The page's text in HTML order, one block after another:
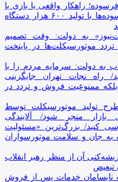
راهکار واقعی یا بازی با
منابع کشور؟ / جایگزینی کامل فرسوده‌ها با تولید ۶۰۰ هزار دستگاه
به دولت: وقت تصمیم
موتورسیکلت‌ها در پایتخت
به دولت: سرمایه مردم را با
راه نجات تهران جایگزینی
ممنوعیت فروش و تردد در
تولید موتورسیکلت توسط
بازار منجر شود/ آلایندگی
کنید/ بزرگ‌ترین «مسئولیت
به جان و سلامت موتورسواران
آن از منظر رهبر انقلاب
تبعیض
خدمات پس از فروش